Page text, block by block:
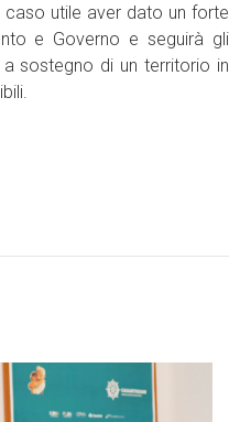
caso utile aver dato un forte
e Governo e seguirà gli
sostegno di un territorio in